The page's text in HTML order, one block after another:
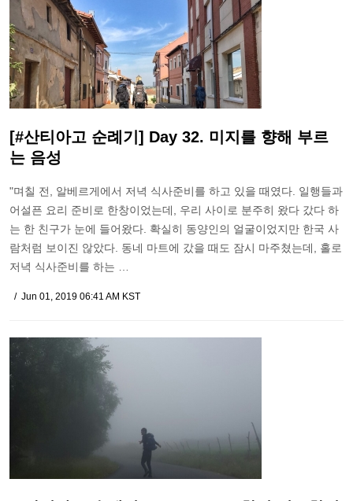
[#산티아고 순례기] Day 32. 미지를 향해 부르
는 음성
"며칠 전, 알베르게에서 저녁 식사준비를 하고 있을 때였다. 일행들과
어설픈 요리 준비로 한창이었는데, 우리 사이로 분주히 왔다 갔다 하
는 한 친구가 눈에 들어왔다. 확실히 동양인의 얼굴이었지만 한국 사
람처럼 보이진 않았다. 동네 마트에 갔을 때도 잠시 마주쳤는데, 홀로
저녁 식사준비를 하는 …
Jun 01, 2019 06:41 AM KST